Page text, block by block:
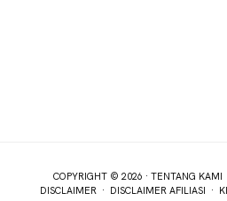
COPYRIGHT © 2026 · TENTANG KAMI
DISCLAIMER · DISCLAIMER AFILIASI ·